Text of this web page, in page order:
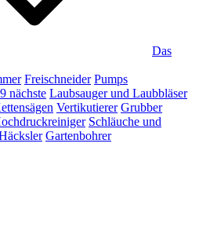
Das
Freischneider Pumps
nächste Laubsauger und Laubbläser
Vertikutierer Grubber
Schläuche und
Gartenbohrer